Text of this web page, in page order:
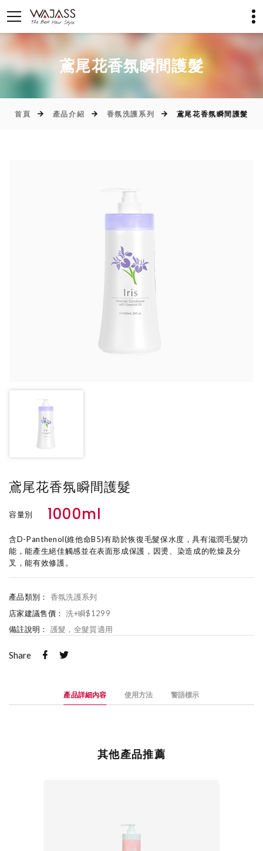
鳶尾花香氛瞬間護髮
首頁 產品介紹 香氛洗護系列 鳶尾花香氛瞬間護髮
鳶尾花香氛瞬間護髮
容量別 1000ml
含D-Panthenol(維他命B5)有助於恢復毛髮保水度，具有滋潤毛髮功
能，能產生絕佳觸感並在表面形成保護，因燙、染造成的乾燥及分
叉，能有效修護。
產品類別：
香氛洗護系列
店家建議售價： 洗+瞬$1299
備註說明：
護髮，全髮質適用
Share
產品詳細內容 使用方法 警語標示
其他產品推薦